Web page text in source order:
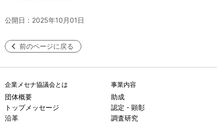
公開日：2025年10月01日
前のページに戻る
企業メセナ協議会とは
団体概要
トップメッセージ
沿革
事業内容
助成
認定・顕彰
調査研究